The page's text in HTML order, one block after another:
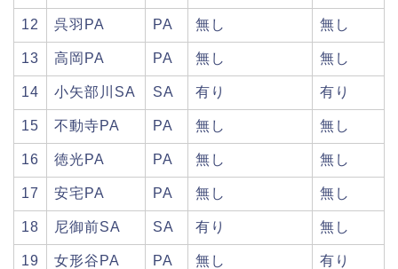
12 呉羽PA PA 無し 無し
13 高岡PA PA 無し 無し
14 小矢部川SA SA 有り 有り
15 不動寺PA PA 無し 無し
16 徳光PA PA 無し 無し
17 安宅PA PA 無し 無し
18 尼御前SA SA 有り 無し
19 女形谷PA PA 無し 有り